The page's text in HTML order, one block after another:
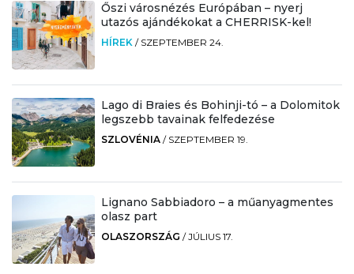
Őszi városnézés Európában – nyerj
utazós ajándékokat a CHERRISK-kel!
HÍREK / SZEPTEMBER 24.
Lago di Braies és Bohinji-tó – a Dolomitok
legszebb tavainak felfedezése
SZLOVÉNIA / SZEPTEMBER 19.
Lignano Sabbiadoro – a műanyagmentes
olasz part
OLASZORSZÁG /JÚLIUS 17.